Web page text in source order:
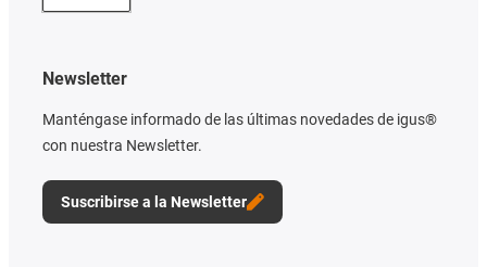
Newsletter
Manténgase informado de las últimas novedades de igus®
con nuestra Newsletter.
Suscribirse a la Newsletter